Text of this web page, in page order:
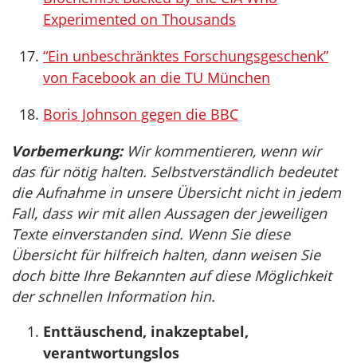
Experimented on Thousands
“Ein unbeschränktes Forschungsgeschenk”
von Facebook an die TU München
Boris Johnson gegen die BBC
Vorbemerkung:Wir kommentieren, wenn wir
das für nötig halten. Selbstverständlich bedeutet
die Aufnahme in unsere Übersicht nicht in jedem
Fall, dass wir mit allen Aussagen der jeweiligen
Texte einverstanden sind. Wenn Sie diese
Übersicht für hilfreich halten, dann weisen Sie
doch bitte Ihre Bekannten auf diese Möglichkeit
der schnellen Information hin.
Enttäuschend, inakzeptabel,
verantwortungslos